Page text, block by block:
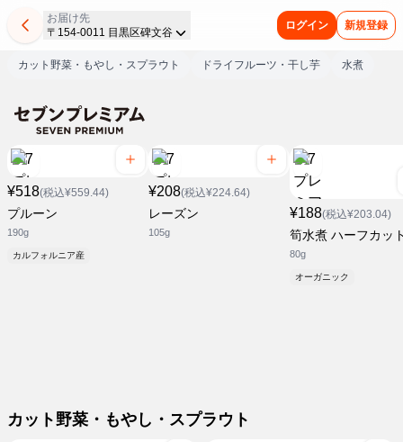
お届け先
〒154-0011 目黒区碑文谷
ログイン 新規登録
カット野菜・もやし・スプラウト ドライフルーツ・干し芋 水煮
¥518(税込¥559.44)
プルーン
190g
カルフォルニア産
¥208(税込¥224.64)
レーズン
105g
¥188(税込¥203.04)
筍水煮 ハーフカッ
80g
オーガニック
カット野菜・もやし・スプラウト